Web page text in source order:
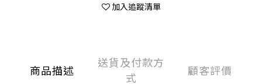
加入追蹤清單
商品描述
送貨及付款方
式
顧客評價